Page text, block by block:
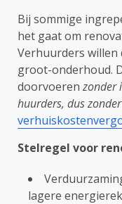
Bij sommige
het gaat om
Verhuurders willen
groot-onderhoud.
doorvoerenzonder
huurders, dus zonder
Stelregel voor
lagere